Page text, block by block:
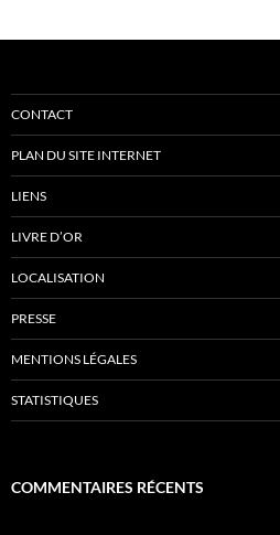
CONTACT
PLAN DU SITE INTERNET
LIENS
LIVRE D’OR
LOCALISATION
PRESSE
MENTIONS LÉGALES
STATISTIQUES
COMMENTAIRES RÉCENTS